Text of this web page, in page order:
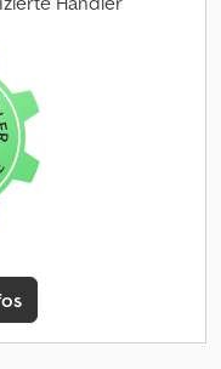
den LKW, 550 Liter
Wohnzimmer,
hintere
Tv/Sat,
Küche, Leder-
vorbehalten. * NETTO
* Top Leasing
Fahrzeuge: STX